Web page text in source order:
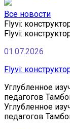
Все новости
Flyvi:
Flyvi:
01.07.2026
Flyvi:
Углубленное
педагогов
Углубленное
педагогов